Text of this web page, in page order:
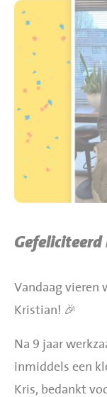
Werken bij
Vacatures
Werken en
Jumbo.com
BBQ gigant
Jumbo
Vandaag vieren
Kristian! 🎉
Na 9 jaar
inmiddels een
Kris, bedankt